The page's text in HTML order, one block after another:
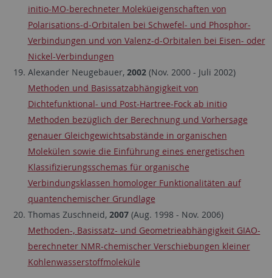
initio-MO-berechneter Moleküeigenschaften von
Polarisations-d-Orbitalen bei Schwefel- und Phosphor-
Verbindungen und von Valenz-d-Orbitalen bei Eisen- oder
Nickel-Verbindungen
Alexander Neugebauer, 2002(Nov. 2000 - Juli 2002)
Methoden und Basissatzabhängigkeit von
Dichtefunktional- und Post-Hartree-Fock ab initio
Methoden bezüglich der Berechnung und Vorhersage
genauer Gleichgewichtsabstände in organischen
Molekülen sowie die Einführung eines energetischen
Klassifizierungsschemas für organische
Verbindungsklassen homologer Funktionalitäten auf
quantenchemischer Grundlage
Thomas Zuschneid, 2007(Aug. 1998 - Nov. 2006)
Methoden-, Basissatz- und Geometrieabhängigkeit GIAO-
berechneter NMR-chemischer Verschiebungen kleiner
Kohlenwasserstoffmoleküle